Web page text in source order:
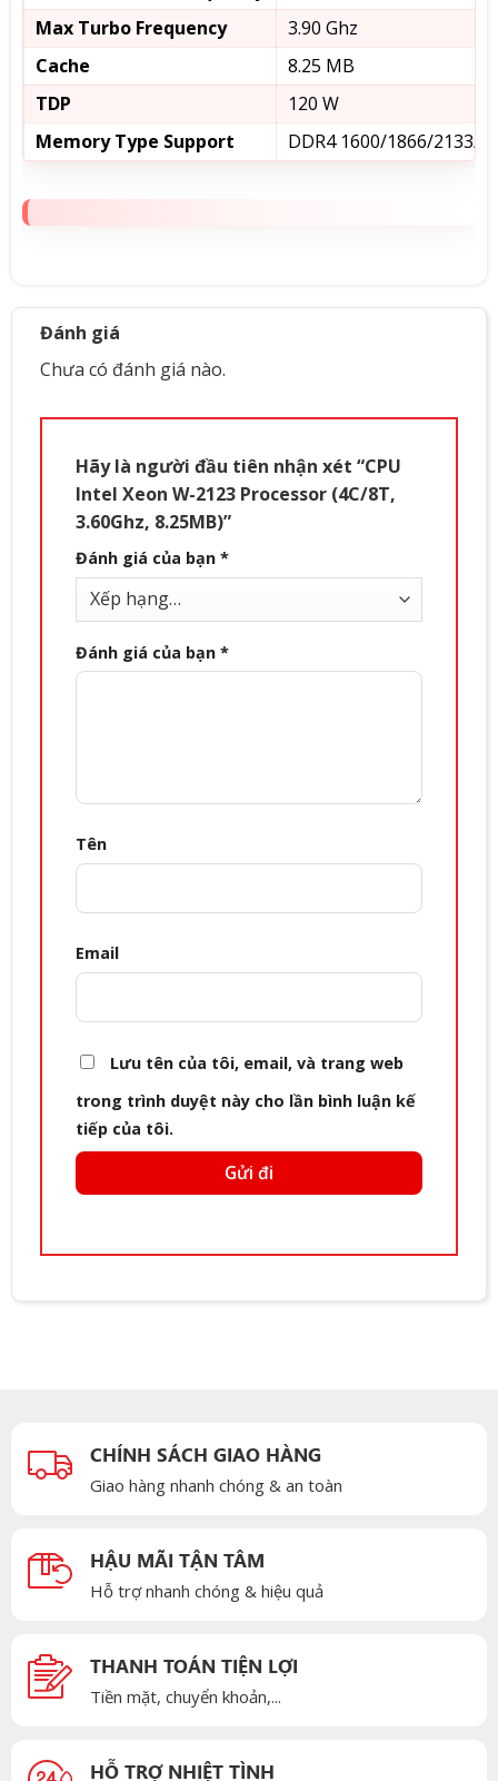
Max Turbo Frequency
3.90 Ghz
Cache
8.25 MB
TDP
120 W
Memory Type Support
DDR4 1600/1866/2133/
Đánh giá
Chưa có đánh giá nào.
Hãy là người đầu tiên nhận xét “CPU
Intel Xeon W-2123 Processor (4C/8T,
3.60Ghz, 8.25MB)”
Đánh giá của bạn *
Đánh giá của bạn *
Tên
Email
Lưu tên của tôi, email, và trang web
trong trình duyệt này cho lần bình luận kế
tiếp của tôi.
CHÍNH SÁCH GIAO HÀNG
Giao hàng nhanh chóng & an toàn
HẬU MÃI TẬN TÂM
Hỗ trợ nhanh chóng & hiệu quả
THANH TOÁN TIỆN LỢI
Tiền mặt, chuyển khoản,...
HỖ TRỢ NHIỆT TÌNH